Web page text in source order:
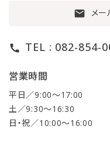
mail メ
call TEL : 082-854-
営業時間
平日／9:00〜17:00
土／9:30〜16:30
日・祝／10:00〜16:00